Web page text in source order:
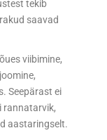
tekib
saavad
viibimine,
Seepärast ei
rannatarvik,
aastaringselt.